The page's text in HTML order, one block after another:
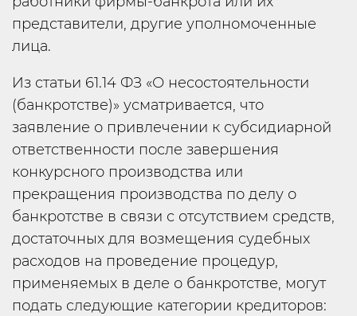
представители, другие уполномоченные
лица.
Из статьи 61.14 ФЗ «О несостоятельности
(банкротстве)» усматривается, что
заявление о привлечении к субсидиарной
ответственности после завершения
конкурсного производства или
прекращения производства по делу о
банкротстве в связи с отсутствием средств,
достаточных для возмещения судебных
расходов на проведение процедур,
применяемых в деле о банкротстве, могут
подать следующие категории кредиторов: